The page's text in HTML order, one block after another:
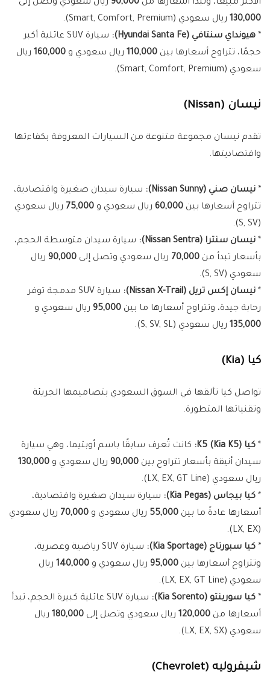
الأكثر مبيعًا، وتبدأ أسعارها من 90,000 ريال سعودي وتصل إلى
130,000 ريال سعودي (Smart, Comfort, Premium).
* هيونداي سنتافي (Hyundai Santa Fe):
سيارة SUV عائلية أكبر
حجمًا، تتراوح أسعارها بين 110,000 ريال سعودي و 160,000 ريال
سعودي (Smart, Comfort, Premium).
نيسان (Nissan)
تقدم نيسان مجموعة متنوعة من السيارات المعروفة بكفاءتها
واقتصاديتها.
* نيسان صني (Nissan Sunny):
سيارة سيدان صغيرة واقتصادية،
تتراوح أسعارها بين 60,000 ريال سعودي و 75,000 ريال سعودي
(S, SV).
* نيسان سنترا (Nissan Sentra):
سيارة سيدان متوسطة الحجم،
بأسعار تبدأ من 70,000 ريال سعودي وتصل إلى 90,000 ريال
سعودي (S, SV).
* نيسان إكس تريل (Nissan X-Trail):
سيارة SUV مدمجة توفر
رحابة جيدة، وتتراوح أسعارها ما بين 95,000 ريال سعودي و
135,000 ريال سعودي (S, SV, SL).
كيا (Kia)
تواصل كيا تألقها في السوق السعودي بتصاميمها الجريئة
وتقنياتها المتطورة.
* كيا K5 (Kia K5):
كانت تُعرف سابقًا باسم أوبتيما، وهي سيارة
سيدان أنيقة بأسعار تتراوح بين 90,000 ريال سعودي و 130,000
ريال سعودي (LX, EX, GT Line).
* كيا بيجاس (Kia Pegas):
سيارة سيدان صغيرة واقتصادية،
أسعارها عادةً ما بين 55,000 ريال سعودي و 70,000 ريال سعودي
(LX, EX).
* كيا سبورتاج (Kia Sportage):
سيارة SUV رياضية وعصرية،
وتتراوح أسعارها بين 95,000 ريال سعودي و 140,000 ريال
سعودي (LX, EX, GT Line).
* كيا سورينتو (Kia Sorento):
سيارة SUV عائلية كبيرة الحجم، تبدأ
أسعارها من 120,000 ريال سعودي وتصل إلى 180,000 ريال
سعودي (LX, EX, SX).
شيفروليه (Chevrolet)